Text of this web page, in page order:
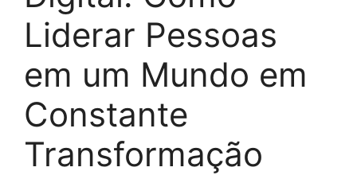
Liderar Pessoas
em um Mundo em
Constante
Transformação